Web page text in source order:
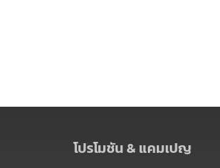
โปรโมชัน & แคมเปญ